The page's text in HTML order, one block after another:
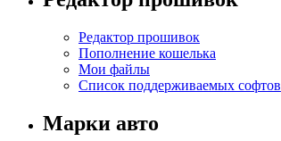
Редактор прошивок
Пополнение кошелька
Мои файлы
Список поддерживаемых софтов
Марки авто